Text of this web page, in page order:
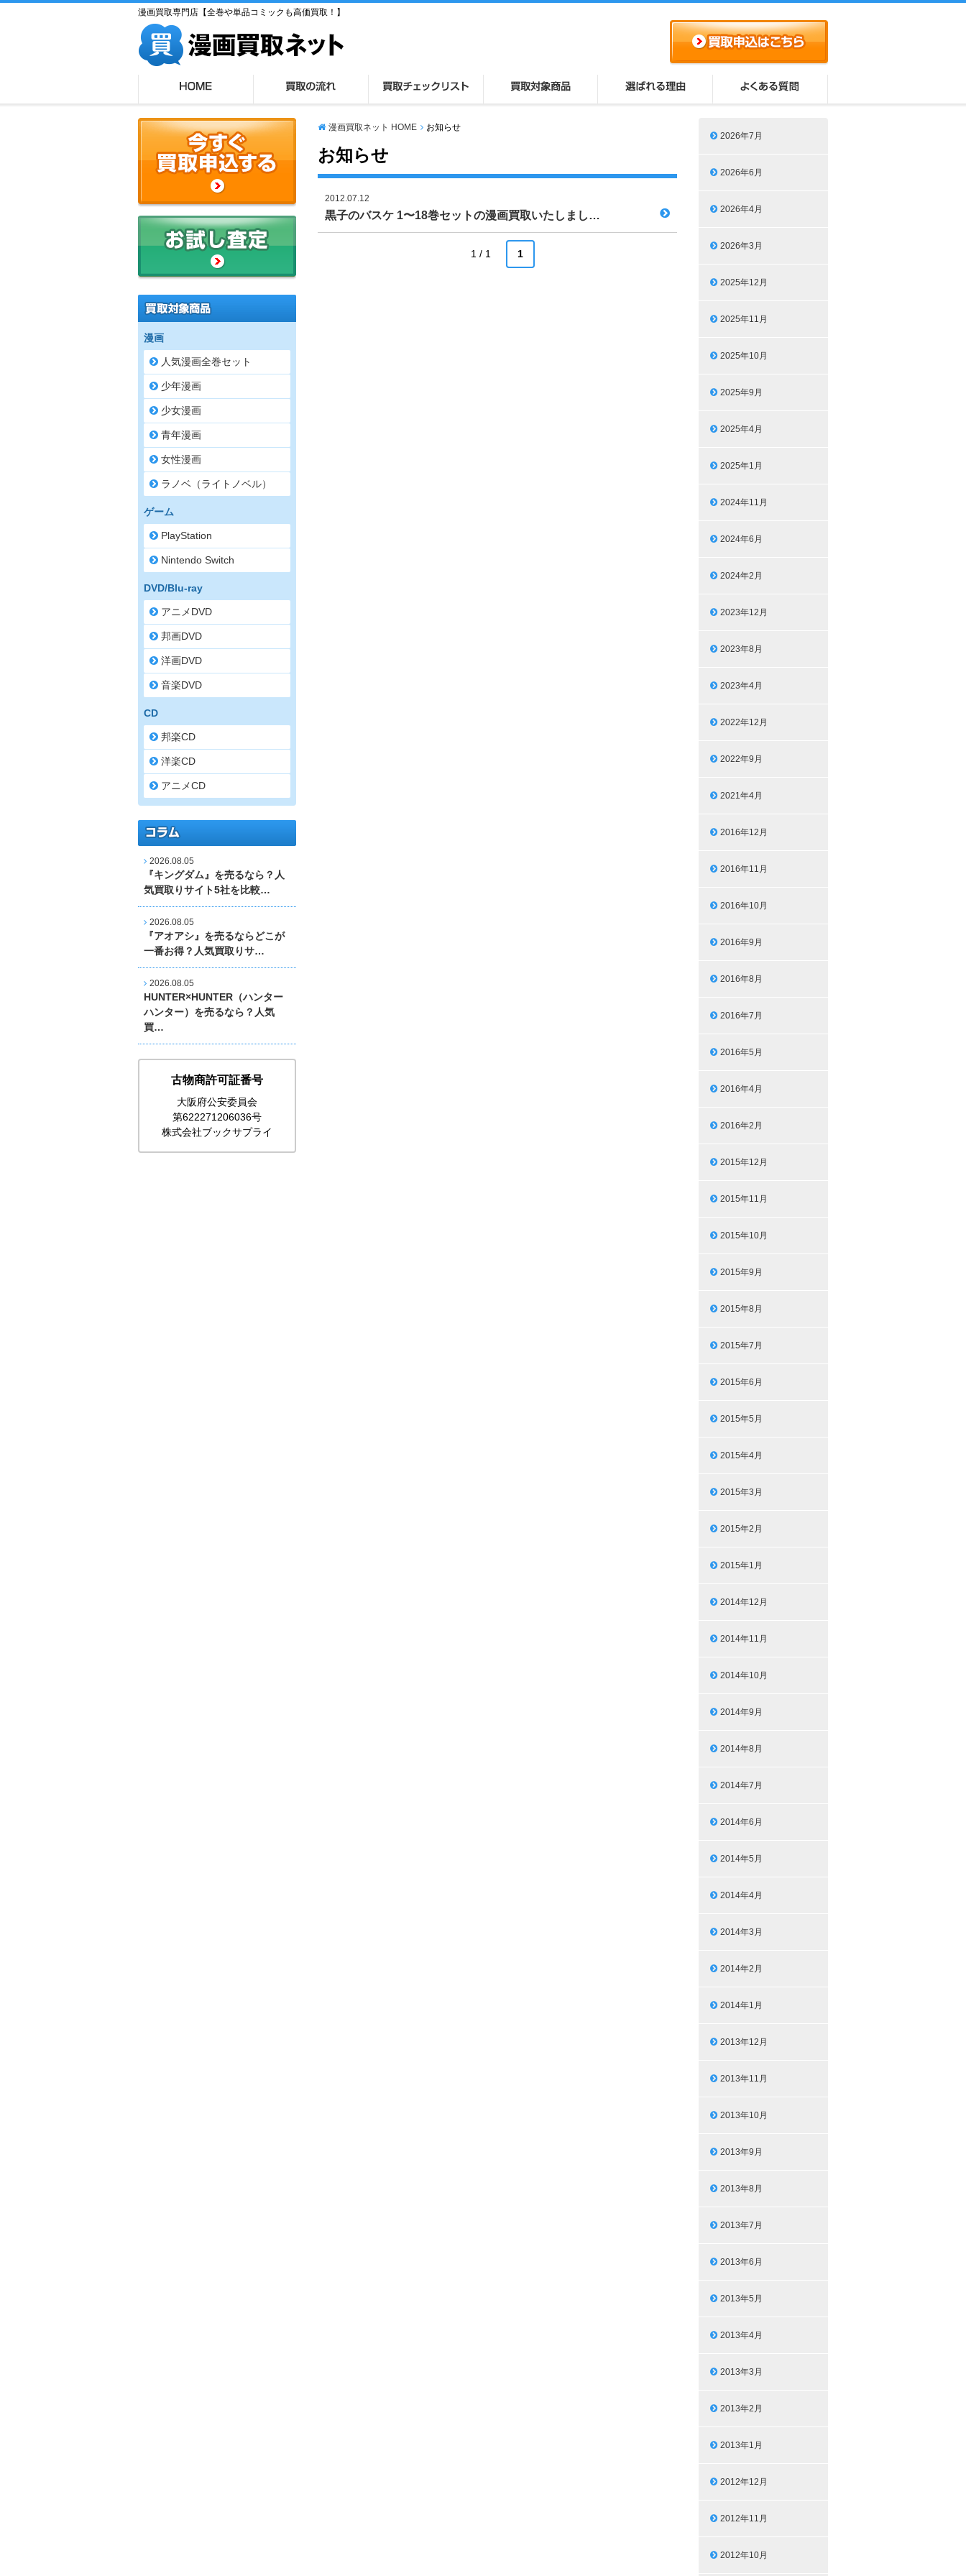
漫画買取専門店【全巻や単品コミックも高価買取！】
漫画買取ネット HOME お知らせ
お知らせ
2012.07.12
黒子のバスケ 1〜18巻セットの漫画買取いたしまし…
1 / 1 1
2026年7月
2026年6月
2026年4月
2026年3月
2025年12月
2025年11月
2025年10月
2025年9月
2025年4月
2025年1月
2024年11月
2024年6月
2024年2月
2023年12月
2023年8月
2023年4月
2022年12月
2022年9月
2021年4月
2016年12月
2016年11月
2016年10月
2016年9月
2016年8月
2016年7月
2016年5月
2016年4月
2016年2月
2015年12月
2015年11月
2015年10月
2015年9月
2015年8月
2015年7月
2015年6月
2015年5月
2015年4月
2015年3月
2015年2月
2015年1月
2014年12月
2014年11月
2014年10月
2014年9月
2014年8月
2014年7月
2014年6月
2014年5月
2014年4月
2014年3月
2014年2月
2014年1月
2013年12月
2013年11月
2013年10月
2013年9月
2013年8月
2013年7月
2013年6月
2013年5月
2013年4月
2013年3月
2013年2月
2013年1月
2012年12月
2012年11月
2012年10月
漫画
人気漫画全巻セット
少年漫画
少女漫画
青年漫画
女性漫画
ラノベ（ライトノベル）
ゲーム
PlayStation
Nintendo Switch
DVD/Blu-ray
アニメDVD
邦画DVD
洋画DVD
音楽DVD
CD
邦楽CD
洋楽CD
アニメCD
2026.08.05
『キングダム』を売るなら？人
気買取りサイト5社を比較…
2026.08.05
『アオアシ』を売るならどこが
一番お得？人気買取りサ…
2026.08.05
HUNTER×HUNTER（ハンター
ハンター）を売るなら？人気
買…
古物商許可証番号
大阪府公安委員会
第622271206036号
株式会社ブックサプライ